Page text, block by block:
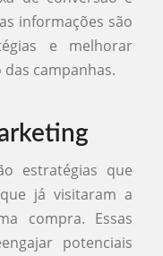
informações são
e melhorar
campanhas.
estratégias que
já visitaram a
compra. Essas
potenciais